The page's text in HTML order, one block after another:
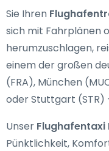
Sie Ihren
sich mit Fahrplänen
herumzuschlagen,
einem der großen
(FRA), München
oder Stuttgart (STR)
Unser Flughafentaxi
Pünktlichkeit,